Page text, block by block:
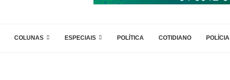
COLUNAS ESPECIAIS POLÍTICA COTIDIANO POLÍCIA